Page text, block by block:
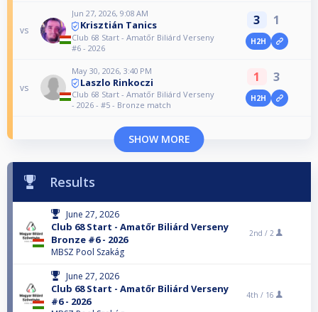
vs
Jun 27, 2026, 9:08 AM
Krisztián Tanics
Club 68 Start - Amatőr Biliárd Verseny
#6 - 2026
3 1
H2H
vs
May 30, 2026, 3:40 PM
Laszlo Rinkoczi
Club 68 Start - Amatőr Biliárd Verseny
- 2026 - #5 - Bronze match
1 3
H2H
SHOW MORE
Results
June 27, 2026
Club 68 Start - Amatőr Biliárd Verseny
Bronze #6 - 2026
MBSZ Pool Szakág
2nd / 2
June 27, 2026
Club 68 Start - Amatőr Biliárd Verseny
#6 - 2026
4th / 16